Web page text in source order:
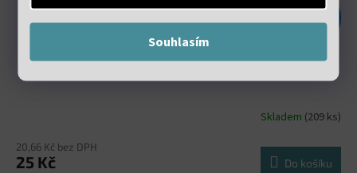
Souhlasím
48 Kč
–47 %
Elastická lycra 0.8mm bílá návin 60 metrů
Skladem (209 ks)
20,66 Kč bez DPH
25 Kč Do košíku